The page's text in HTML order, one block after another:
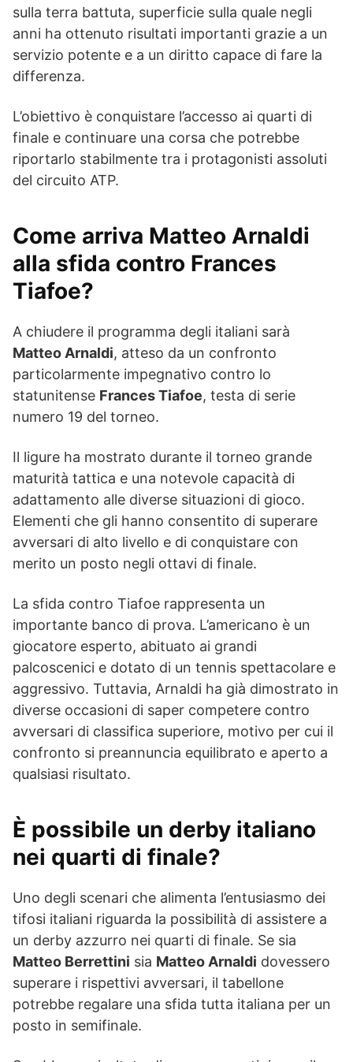
sulla terra battuta, superficie sulla quale negli
anni ha ottenuto risultati importanti grazie a un
servizio potente e a un diritto capace di fare la
differenza.
L’obiettivo è conquistare l’accesso ai quarti di
finale e continuare una corsa che potrebbe
riportarlo stabilmente tra i protagonisti assoluti
del circuito ATP.
Come arriva Matteo Arnaldi
alla sfida contro Frances
Tiafoe?
A chiudere il programma degli italiani sarà
Matteo Arnaldi, atteso da un confronto
particolarmente impegnativo contro lo
statunitense Frances Tiafoe, testa di serie
numero 19 del torneo.
Il ligure ha mostrato durante il torneo grande
maturità tattica e una notevole capacità di
adattamento alle diverse situazioni di gioco.
Elementi che gli hanno consentito di superare
avversari di alto livello e di conquistare con
merito un posto negli ottavi di finale.
La sfida contro Tiafoe rappresenta un
importante banco di prova. L’americano è un
giocatore esperto, abituato ai grandi
palcoscenici e dotato di un tennis spettacolare e
aggressivo. Tuttavia, Arnaldi ha già dimostrato in
diverse occasioni di saper competere contro
avversari di classifica superiore, motivo per cui il
confronto si preannuncia equilibrato e aperto a
qualsiasi risultato.
È possibile un derby italiano
nei quarti di finale?
Uno degli scenari che alimenta l’entusiasmo dei
tifosi italiani riguarda la possibilità di assistere a
un derby azzurro nei quarti di finale. Se sia
Matteo Berrettini sia Matteo Arnaldi dovessero
superare i rispettivi avversari, il tabellone
potrebbe regalare una sfida tutta italiana per un
posto in semifinale.